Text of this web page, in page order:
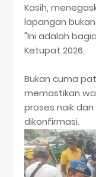
Kasih,
lapangan
​"Ini adalah
Ketupat 2026.
Bukan cuma
memastikan
proses naik
dikonfirmasi.